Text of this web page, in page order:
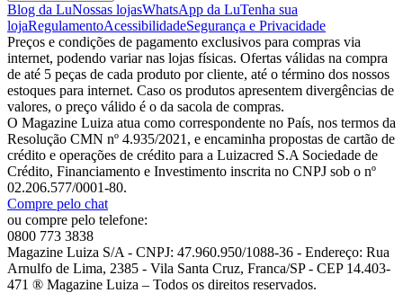
Blog da LuNossas lojasWhatsApp da LuTenha sua
lojaRegulamentoAcessibilidadeSegurança e Privacidade
Preços e condições de pagamento exclusivos para compras via
internet, podendo variar nas lojas físicas. Ofertas válidas na compra
de até 5 peças de cada produto por cliente, até o término dos nossos
estoques para internet. Caso os produtos apresentem divergências de
valores, o preço válido é o da sacola de compras.
O Magazine Luiza atua como correspondente no País, nos termos da
Resolução CMN nº 4.935/2021, e encaminha propostas de cartão de
crédito e operações de crédito para a Luizacred S.A Sociedade de
Crédito, Financiamento e Investimento inscrita no CNPJ sob o nº
02.206.577/0001-80.
Compre pelo chat
ou compre pelo telefone:
0800 773 3838
Magazine Luiza S/A - CNPJ: 47.960.950/1088-36 - Endereço: Rua
Arnulfo de Lima, 2385 - Vila Santa Cruz, Franca/SP - CEP 14.403-
471 ® Magazine Luiza – Todos os direitos reservados.